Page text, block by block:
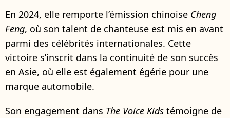
En 2024, elle remporte l’émission chinoise Cheng
Feng, où son talent de chanteuse est mis en avant
parmi des célébrités internationales. Cette
victoire s’inscrit dans la continuité de son succès
en Asie, où elle est également égérie pour une
marque automobile.
Son engagement dans The Voice Kids témoigne de